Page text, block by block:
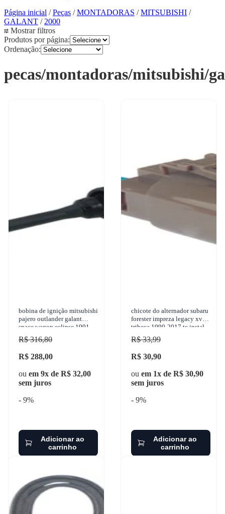
Página inicial /Peças /MONTADORAS /MITSUBISHI /
GALANT / 2000
Mostrar filtros
Produtos por página:
Ordenação:
pecas/montadoras/mitsubishi/
bobina de ignição mitsubishi
pajero outlander galant
space wagon eclipse 1991-
2017 gauss - gc4941
R$ 316,80
R$ 288,00
ou em 9x de R$ 32,00
sem juros
- 9%
Adicionar ao
carrinho
chicote do alternador subaru
forester impreza legacy xv
tribeca 1990-2017 tc instal -
tc 102.1518
R$ 33,99
R$ 30,90
ou em 1x de R$ 30,90
sem juros
- 9%
Adicionar ao
carrinho